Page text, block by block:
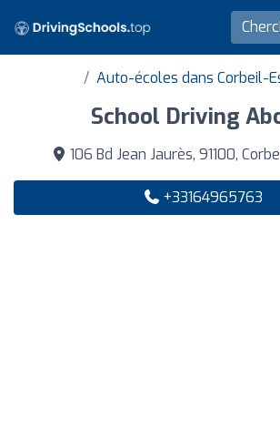
Auto-écoles dans Corbeil-
School Driving
106 Bd Jean Jaurès, 91100,
+33164965763